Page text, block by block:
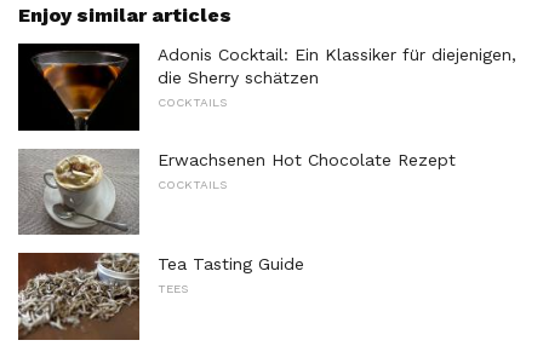
Enjoy similar articles
Adonis Cocktail: Ein Klassiker für diejenigen,
die Sherry schätzen
COCKTAILS
Erwachsenen Hot Chocolate Rezept
COCKTAILS
Tea Tasting Guide
TEES